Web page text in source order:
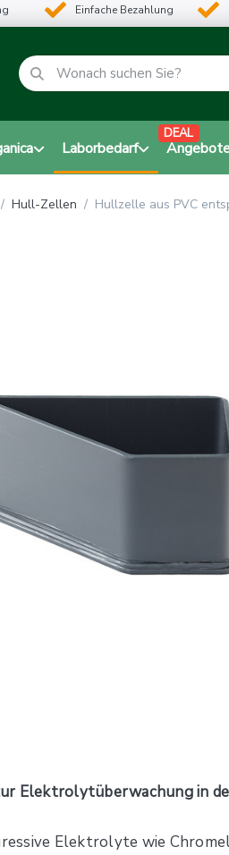
Einfache Bezahlung
Laborbedarf
DEAL
Hull-Zellen Hullzelle aus PVC
Elektrolytüberwachung in
Elektrolyte wie